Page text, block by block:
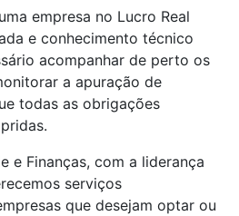
empresa no Lucro Real
e conhecimento técnico
acompanhar de perto os
a apuração de
todas as obrigações
e Finanças, com a liderança
serviços
que desejam optar ou